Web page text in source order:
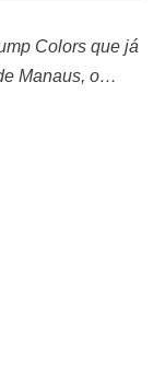
Colors que já
Manaus, o